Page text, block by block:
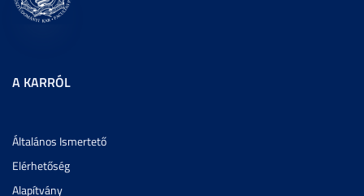
A KARRÓL
Általános Ismertető
Elérhetőség
Alapítvány